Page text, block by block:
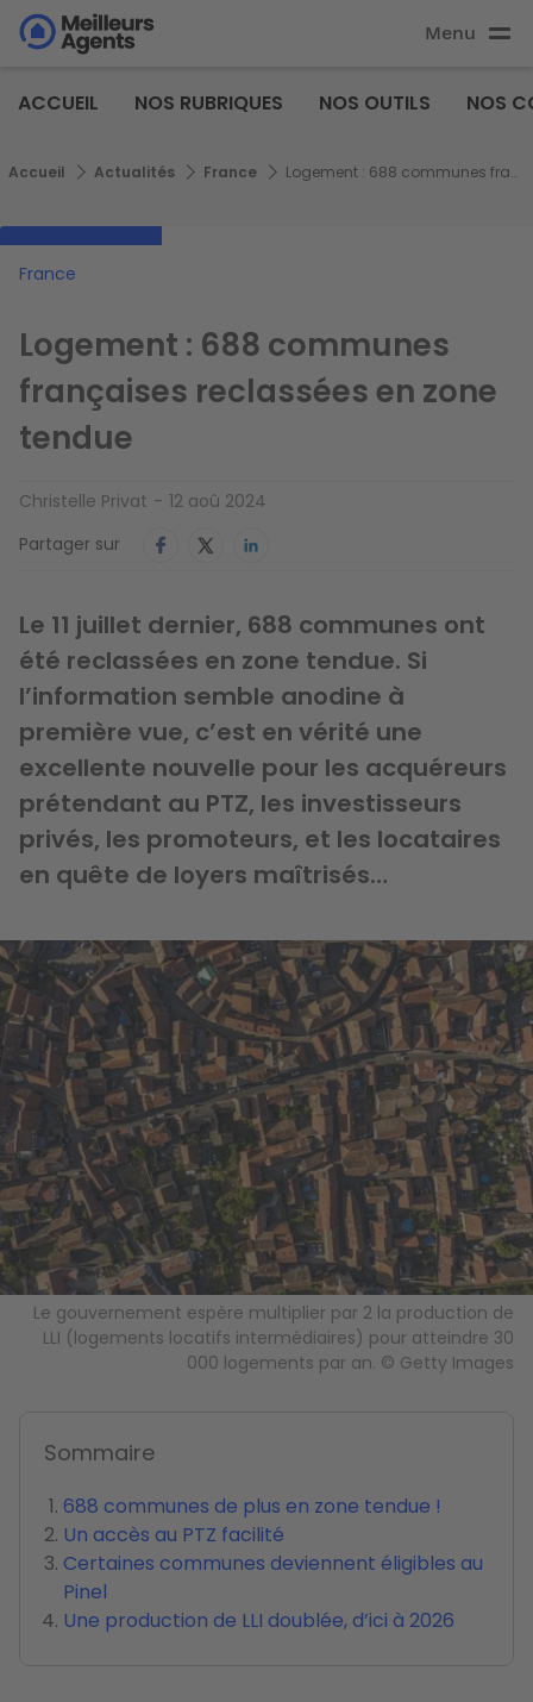
Aller
au
principal
Aller au
principal
Menu
Agents
ACCUEIL NOS RUBRIQUES NOS OUTILS NOS
Fil d'Ariane
Accueil Actualités France Logement : 688 communes françaises reclassées en zone tendue
France
Logement : 688 communes
françaises reclassées en zone
tendue
Christelle Privat
12 aoû 2024
Partager sur
Le 11 juillet dernier, 688 communes ont
été reclassées en zone tendue. Si
l’information semble anodine à
première vue, c’est en vérité une
excellente nouvelle pour les acquéreurs
prétendant au PTZ, les investisseurs
privés, les promoteurs, et les locataires
en quête de loyers maîtrisés…
Image
Le gouvernement espère multiplier par 2 la production de
LLI (logements locatifs intermédiaires) pour atteindre 30
000 logements par an. © Getty Images
Sommaire
688 communes de plus en zone tendue !
Un accès au PTZ facilité
Certaines communes deviennent éligibles au
Pinel
Une production de LLI doublée, d’ici à 2026